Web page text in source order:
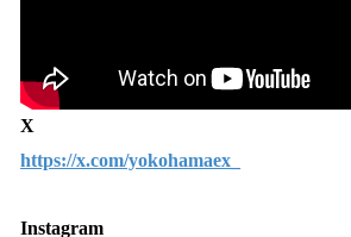
X
https://x.com/yokohamaex_
Instagram